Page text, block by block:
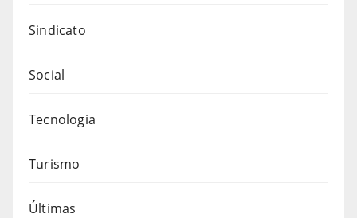
Sindicato
Social
Tecnologia
Turismo
Últimas